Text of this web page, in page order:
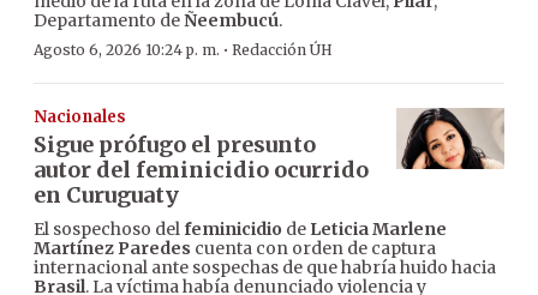
Departamento deÑeembucú.
Agosto 6, 2026 10:24 p. m. · Redacción ÚH
Nacionales
Sigue prófugo el presunto
autor del feminicidio ocurrido
en Curuguaty
El sospechoso delfeminicidio de Leticia Marlene
Martínez Paredes cuenta con orden de captura
internacional ante sospechas de que habría huido hacia
Brasil. La víctima había denunciado violencia y